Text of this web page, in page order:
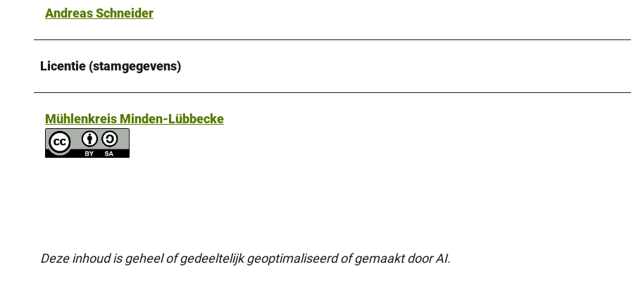
Andreas Schneider
Licentie (stamgegevens)
Mühlenkreis Minden-Lübbecke
Deze inhoud is geheel of gedeeltelijk geoptimaliseerd of gemaakt door AI.